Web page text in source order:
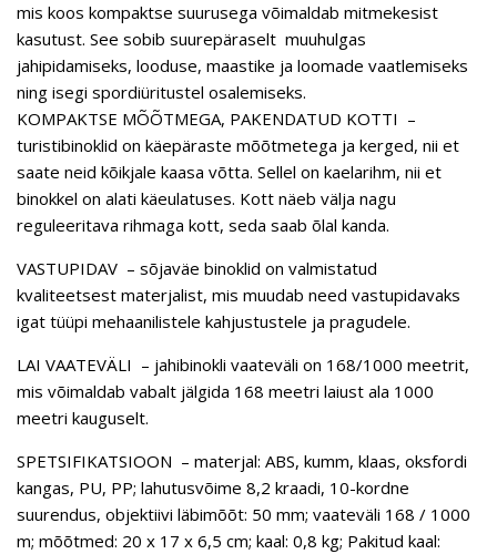
mis koos kompaktse suurusega võimaldab mitmekesist
kasutust. See sobib suurepäraselt muuhulgas
jahipidamiseks, looduse, maastike ja loomade vaatlemiseks
ning isegi spordiüritustel osalemiseks.
KOMPAKTSE MÕÕTMEGA, PAKENDATUD KOTTI –
turistibinoklid on käepäraste mõõtmetega ja kerged, nii et
saate neid kõikjale kaasa võtta. Sellel on kaelarihm, nii et
binokkel on alati käeulatuses. Kott näeb välja nagu
reguleeritava rihmaga kott, seda saab õlal kanda.
VASTUPIDAV – sõjaväe binoklid on valmistatud
kvaliteetsest materjalist, mis muudab need vastupidavaks
igat tüüpi mehaanilistele kahjustustele ja pragudele.
LAI VAATEVÄLI – jahibinokli vaateväli on 168/1000 meetrit,
mis võimaldab vabalt jälgida 168 meetri laiust ala 1000
meetri kauguselt.
SPETSIFIKATSIOON – materjal: ABS, kumm, klaas, oksfordi
kangas, PU, ​​​​PP; lahutusvõime 8,2 kraadi, 10-kordne
suurendus, objektiivi läbimõõt: 50 mm; vaateväli 168 / 1000
m; mõõtmed: 20 x 17 x 6,5 cm; kaal: 0,8 kg; Pakitud kaal: